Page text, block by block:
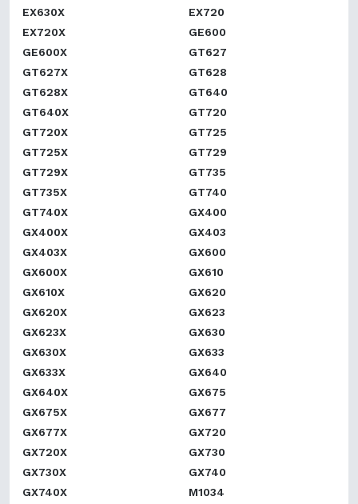
EX630X
EX720
EX720X
GE600
GE600X
GT627
GT627X
GT628
GT628X
GT640
GT640X
GT720
GT720X
GT725
GT725X
GT729
GT729X
GT735
GT735X
GT740
GT740X
GX400
GX400X
GX403
GX403X
GX600
GX600X
GX610
GX610X
GX620
GX620X
GX623
GX623X
GX630
GX630X
GX633
GX633X
GX640
GX640X
GX675
GX675X
GX677
GX677X
GX720
GX720X
GX730
GX730X
GX740
GX740X
M1034